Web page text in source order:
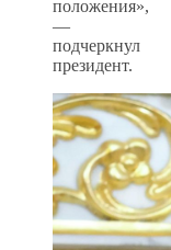
положения»,
—
подчеркнул
президент.